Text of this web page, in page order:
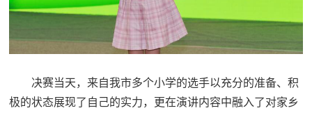
决赛当天，来自我市多个小学的选手以充分的准备、积
极的状态展现了自己的实力，更在演讲内容中融入了对家乡